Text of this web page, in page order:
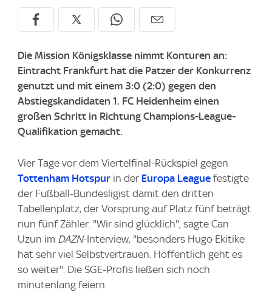
Die Mission Königsklasse nimmt Konturen an:
Eintracht Frankfurt hat die Patzer der Konkurrenz
genutzt und mit einem 3:0 (2:0) gegen den
Abstiegskandidaten 1. FC Heidenheim einen
großen Schritt in Richtung Champions-League-
Qualifikation gemacht.
Vier Tage vor dem Viertelfinal-Rückspiel gegen
Tottenham Hotspur in der Europa League festigte
der Fußball-Bundesligist damit den dritten
Tabellenplatz, der Vorsprung auf Platz fünf beträgt
nun fünf Zähler. "Wir sind glücklich", sagte Can
Uzun im DAZN-Interview, "besonders Hugo Ekitike
hat sehr viel Selbstvertrauen. Hoffentlich geht es
so weiter". Die SGE-Profis ließen sich noch
minutenlang feiern.